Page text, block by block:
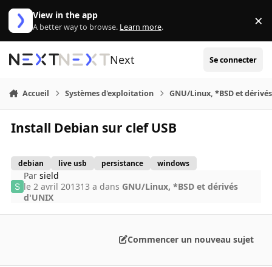
Aller au contenu
View in the app
A better way to browse. Learn more. ×
Next Se connecter
Accueil Systèmes d'exploitation GNU/Linux, *BSD et
Install Debian sur clef USB
debian live usb persistance windows
Parsield
le 2 avril 201313 a dans GNU/Linux, *BSD et dérivés
d'UNIX
Commencer un nouveau sujet